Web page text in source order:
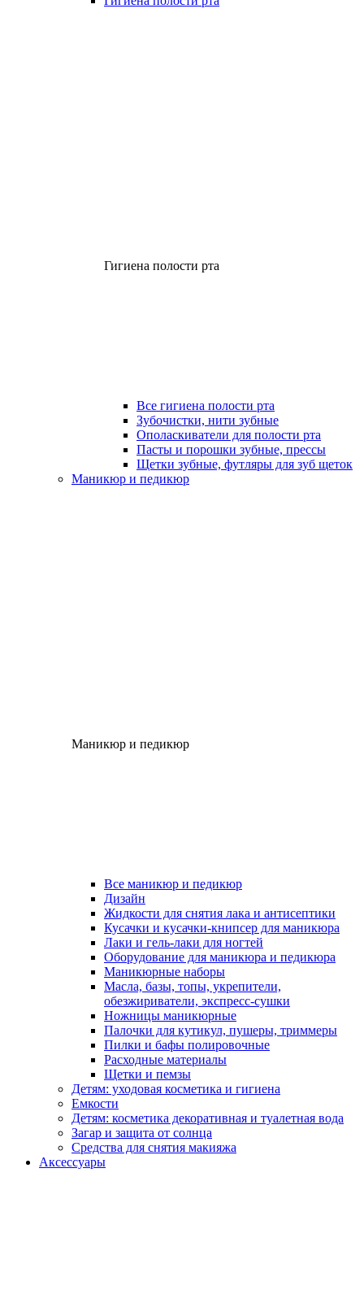
Гигиена полости рта
Все гигиена полости рта
Зубочистки, нити зубные
Ополаскиватели для полости рта
Пасты и порошки зубные, прессы
Щетки зубные, футляры для зуб щеток
Маникюр и педикюр
Маникюр и педикюр
Все маникюр и педикюр
Дизайн
Жидкости для снятия лака и антисептики
Кусачки и кусачки-книпсер для маникюра
Лаки и гель-лаки для ногтей
Оборудование для маникюра и педикюра
Маникюрные наборы
Масла, базы, топы, укрепители,
обезжириватели, экспресс-сушки
Ножницы маникюрные
Палочки для кутикул, пушеры, триммеры
Пилки и бафы полировочные
Расходные материалы
Щетки и пемзы
Детям: уходовая косметика и гигиена
Емкости
Детям: косметика декоративная и туалетная вода
Загар и защита от солнца
Средства для снятия макияжа
Аксессуары